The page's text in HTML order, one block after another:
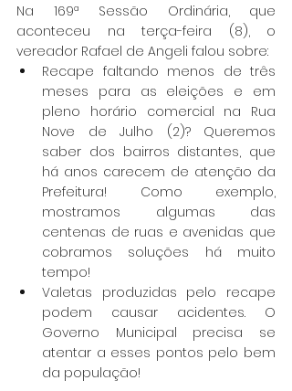
Na 169ª Sessão Ordinária, que
aconteceu na terça-feira (8), o
vereador Rafael de Angeli falou sobre:
Recape faltando menos de três
meses para as eleições e em
pleno horário comercial na Rua
Nove de Julho (2)? Queremos
saber dos bairros distantes, que
há anos carecem de atenção da
Prefeitura! Como exemplo,
mostramos algumas das
centenas de ruas e avenidas que
cobramos soluções há muito
tempo!
Valetas produzidas pelo recape
podem causar acidentes. O
Governo Municipal precisa se
atentar a esses pontos pelo bem
da população!